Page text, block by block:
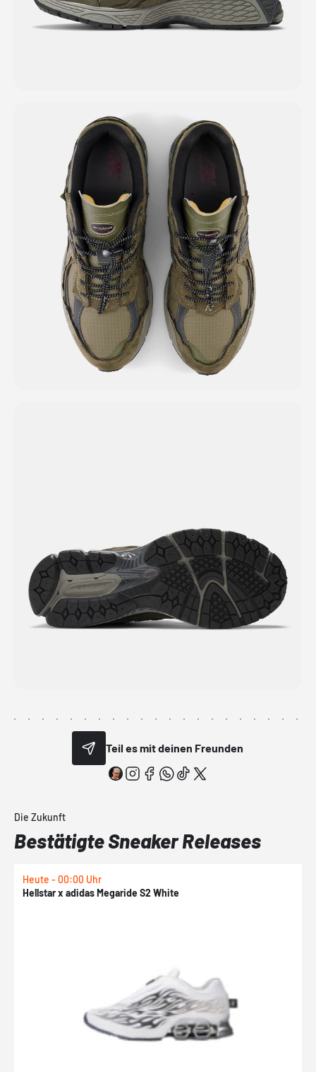
Teil es mit deinen Freunden
Die Zukunft
Bestätigte Sneaker Releases
Heute - 00:00 Uhr
Hellstar x adidas Megaride S2 White